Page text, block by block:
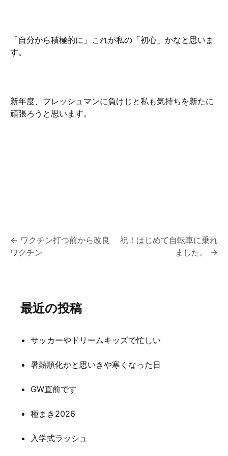
「自分から積極的に」これが私の「初心」かなと思いま
す。
新年度、フレッシュマンに負けじと私も気持ちを新たに
頑張ろうと思います。
投
稿
ゲ
ョ
ン
← ワクチン打つ前から改良
ワクチン
祝！はじめて自転車に乗れ
ました。
→
最近の投稿
サッカーやドリームキッズで忙しい
暑熱順化かと思いきや寒くなった日
GW直前です
種まき2026
入学式ラッシュ